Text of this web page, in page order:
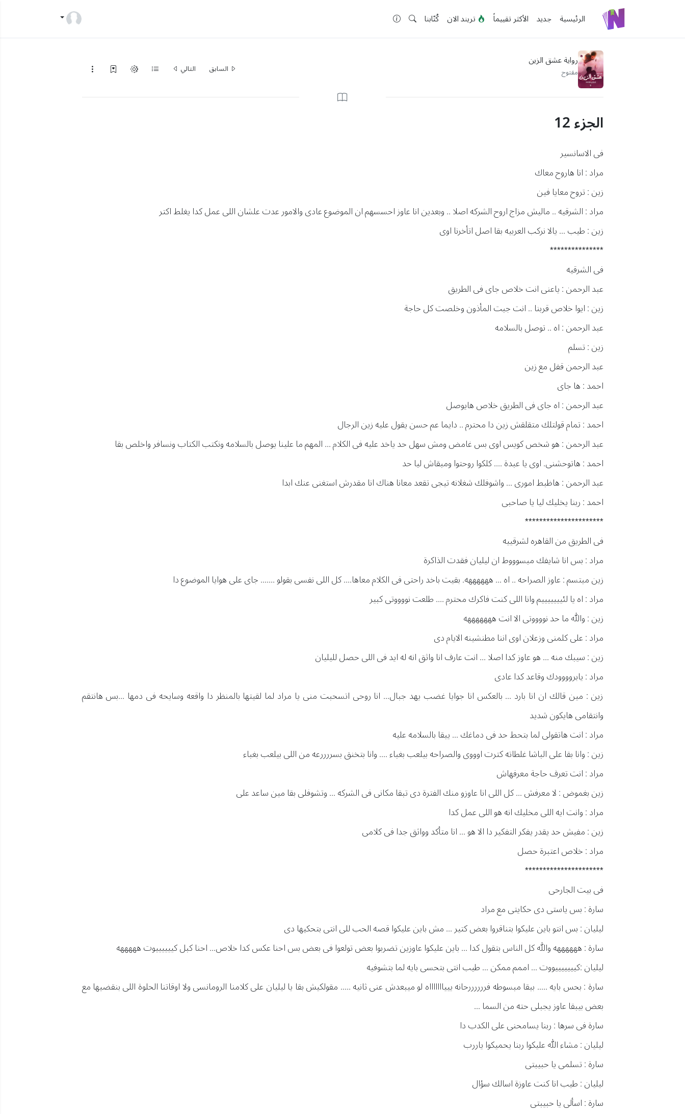
الرئيسية جديد الأكثر تقييماً تريند الان كُتّابنا
رواية عشق الزين
مفتوح السابق التالي
الجزء 12
فى الاسانسير
مراد : انا هاروح معاك
زين : تروح معايا فين
مراد : الشرقيه .. ماليش مزاج اروح الشركه اصلا .. وبعدين انا عاوز احسسهم ان الموضوع عادى والامور عدت علشان اللى عمل كدا يغلط اكتر
زين : طيب ... يالا نركب العربيه بقا اصل اتأخرنا اوى
***************
فى الشرقيه
عبد الرحمن : ياعنى انت خلاص جاى فى الطريق
زين : ايوا خلاص قربنا .. انت جبت المأذون وخلصت كل حاجة
عبد الرحمن : اه .. توصل بالسلامه
زين : تسلم
عبد الرحمن قفل مع زين
احمد : ها جاى
عبد الرحمن : اه جاى فى الطريق خلاص هايوصل
احمد : تمام قولتلك متقلقش زين دا محترم .. دايما عم حسن يقول عليه زين الرجال
عبد الرحمن : هو شخص كويس اوى بس غامض ومش سهل حد ياخد عليه فى الكلام ... المهم ما علينا يوصل بالسلامه ونكتب الكتاب ونسافر واخلص بقا
احمد : هاتوحشنى. اوى يا عبدة .... كلكوا روحتوا ومبقاش ليا حد
عبد الرحمن : هاظبط امورى ... واشوفلك شغلانه تيجى تقعد معانا هناك انا مقدرش استغنى عنك ابدا
احمد : ربنا يخليك ليا يا صاحبى
**********************
فى الطريق من القاهره لشرقييه
مراد : بس انا شايفك مبسوووط ان ليليان فقدت الذاكرة
زين مبتسم : عاوز الصراحه .. اه ... ههههههه. بقيت باخد راحتى فى الكلام معاها.... كل اللى نفسى بقولو ....... جاى على هوايا الموضوع دا
مراد : اه يا لئيييييييم وانا اللى كنت فاكرك محترم .... طلعت نووووتى كبير
زين : والله ما حد نووووتى الا انت هههههههه
مراد : على كلمنى وزعلان اوى اننا مطنشينه الايام دى
زين : سيبك منه ... هو عاوز كدا اصلا ... انت عارف انا واثق انه له ايد فى اللى حصل لليليان
مراد : يابروووودك وقاعد كدا عادى
زين : مين قالك ان انا بارد ... بالعكس انا جوايا غضب يهد جبال... انا روحى اتسحبت منى يا مراد لما لقيتها بالمنظر دا واقعه وسايحه فى دمها ...بس هانتقم
وانتقامى هايكون شديد
مراد : انت هاتقولى لما بتحط حد فى دماغك ... يبقا بالسلامه عليه
زين : وانا بقا على الباشا غلطاته كترت اوووى والصراحه بيلعب بغباء .... وانا بتخنق بسررررعه من اللى بيلعب بغباء
مراد : انت تعرف حاجة معرفهاش
زين بغموض : لا معرفش ... كل اللى انا عاوزو منك الفترة دى تبقا مكانى فى الشركه ... وتشوفلى بقا مين ساعد على
مراد : وانت ايه اللى مخليك انه هو اللى عمل كدا
زين : مفيش حد يقدر يفكر التفكير دا الا هو ... انا متأكد وواثق جدا فى كلامى
مراد : خلاص اعتبرة حصل
**********************
فى بيت الجارحى
سارة : بس ياستى دى حكايتى مع مراد
ليليان : بس انتو باين عليكوا بتناقروا بعض كتير ... مش باين عليكوا قصه الحب للى انتى بتحكيها دى
سارة : ههههههه والله كل الناس بتقول كدا ... باين عليكوا عاوزين تضربوا بعض تولعوا فى بعض بس احنا عكس كدا خلاص... احنا كبل كييييييوت هههههه
ليليان :كيييييييووت ... اممم ممكن ... طيب انتى بتحسى بايه لما بتشوفيه
سارة : بحس بايه ..... ببقا مبسوطه فررررررحانه ييياااااااه لو ميبعدش عنى ثانيه ..... مقولكيش بقا يا ليليان على كلامنا الرومانسى ولا اوقاتنا الحلوة اللى بنقضيها مع
بعض بيبقا عاوز يجبلى حته من السما ...
سارة فى سرها : ربنا يسامحنى على الكدب دا
ليليان : مشاء الله عليكوا ربنا يحميكوا ياررب
سارة : تسلمى يا حبيبتى
ليليان : طيب انا كنت عاوزة اسالك سؤال
سارة : اسألى يا حبيبتى